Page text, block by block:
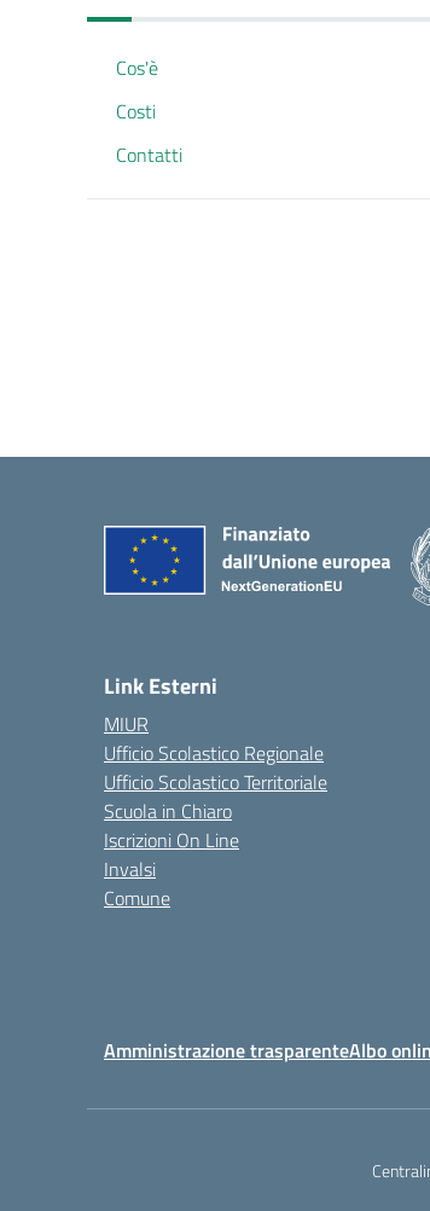
Cos'è
Costi
Contatti
Link Esterni
MIUR
Ufficio Scolastico Regionale
Ufficio Scolastico Territoriale
Scuola in Chiaro
Iscrizioni On Line
Invalsi
Comune
Amministrazione trasparenteAlbo